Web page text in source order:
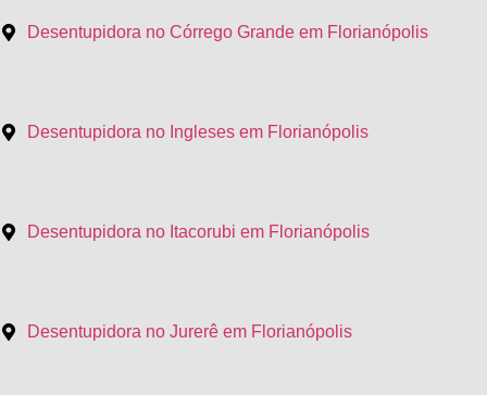
Desentupidora no Córrego Grande em Florianópolis
Desentupidora no Ingleses em Florianópolis
Desentupidora no Itacorubi em Florianópolis
Desentupidora no Jurerê em Florianópolis